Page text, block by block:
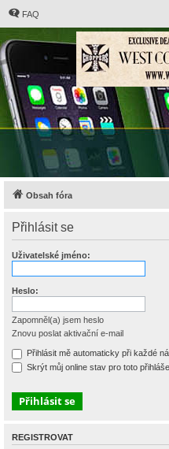
FAQ
Obsah fóra
Přihlásit se
Uživatelské jméno:
Heslo:
Zapomněl(a) jsem heslo
Znovu poslat aktivační e-mail
Přihlásit mě automaticky při každé
Skrýt můj online stav pro toto
REGISTROVAT